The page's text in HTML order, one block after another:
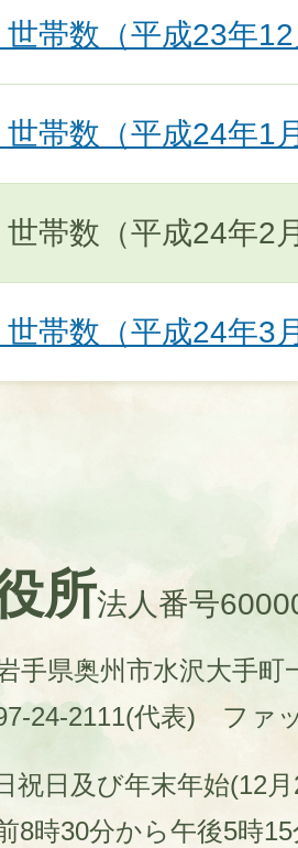
世帯数（平成23年
世帯数（平成24年1
世帯数（平成24年2
世帯数（平成24年3
所法人番号
手県奥州市水沢大手町
24-2111(代表)
ファ
祝日及び年末年始(12
8時30分から午後5時